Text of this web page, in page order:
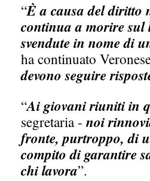
“È a causa del diritto
continua a morire sul
svendute in nome di
ha continuato
devono seguire
“Ai giovani riuniti in
segretaria - noi
fronte, purtroppo, di
compito di garantire
chi lavora”.